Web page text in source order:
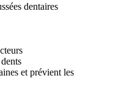
dentaires
et prévient les